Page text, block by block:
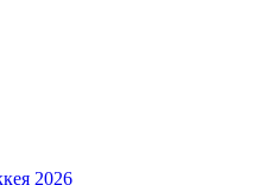
2026